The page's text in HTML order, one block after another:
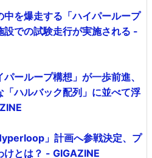
を爆走する「ハイパーループ
での試験走行が実施される -
ーループ構想」が一歩前進、
ハルバック配列」に並べて浮
」計画へ参戦決定、プ
けとは？ - GIGAZINE